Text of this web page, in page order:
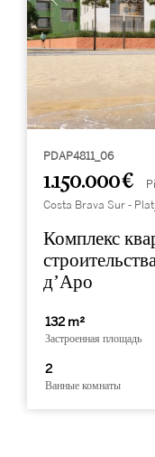
PDAP4811_06
1.150.000 €
Costa Brava Sur -
Комплекс
д’Аро
132 m²
Застроенная площадь
2
Ванные комнаты